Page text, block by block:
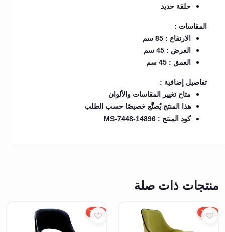
حلقة حديد
المقاسات :
الارتفاع : 85 سم
العرض : 45 سم
العمق : 45 سم
تفاصيل إضافية :
متاح تغيير المقاسات والألوان
هذا المنتج يُصنَّع خصيصًا حسب الطلب
كود المنتج : MS-7448-14896
منتجات ذات صلة
20%
20%